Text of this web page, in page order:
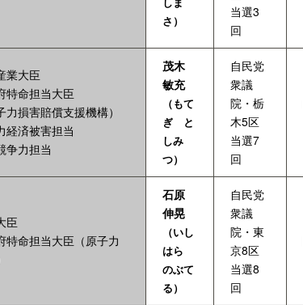
さ）
当選3
回
業大臣
特命担当大臣
力損害賠償支援機構）
経済被害担当
争力担当
茂木
敏充
（もて
ぎ と
しみ
つ）
自民党
衆議
院・栃
木5区
当選7
回
臣
特命担当大臣（原子力
石原
伸晃
（いし
はら
のぶて
る）
自民党
衆議
院・東
京8区
当選8
回